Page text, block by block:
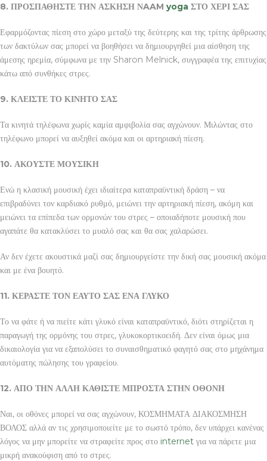
8. ΠΡΟΣΠΑΘΗΣΤΕ ΤΗΝ ΑΣΚΗΣΗ ΝAAM yoga ΣΤΟ ΧΕΡΙ ΣΑΣ
Εφαρμόζοντας πίεση στο χώρο μεταξύ της δεύτερης και της τρίτης άρθρωσης
των δακτύλων σας μπορεί να βοηθήσει να δημιουργηθεί μια αίσθηση της
άμεσης ηρεμία, σύμφωνα με την Sharon Melnick, συγγραφέα της επιτυχίας
κάτω από συνθήκες στρες.
9. ΚΛΕΙΣΤΕ ΤΟ ΚΙΝΗΤΟ ΣΑΣ
Τα κινητά τηλέφωνα χωρίς καμία αμφιβολία σας αγχώνουν. Μιλώντας στο
τηλέφωνο μπορεί να αυξηθεί ακόμα και οι αρτηριακή πίεση.
10. ΑΚΟΥΣΤΕ ΜΟΥΣΙΚΗ
Ενώ η κλασική μουσική έχει ιδιαίτερα καταπραϋντική δράση – να
επιβραδύνει τον καρδιακό ρυθμό, μειώνει την αρτηριακή πίεση, ακόμη και
μειώνει τα επίπεδα των ορμονών του στρες – οποιαδήποτε μουσική που
αγαπάτε θα κατακλύσει το μυαλό σας και θα σας χαλαρώσει.
Αν δεν έχετε ακουστικά μαζί σας δημιουργείστε την δική σας μουσική ακόμα
και με ένα βουητό.
11. ΚΕΡΑΣΤΕ ΤΟΝ ΕΑΥΤΟ ΣΑΣ ΕΝΑ ΓΛΥΚΟ
Το να φάτε ή να πιείτε κάτι γλυκό είναι καταπραϋντικό, διότι στηρίζεται η
παραγωγή της ορμόνης του στρες, γλυκοκορτικοειδή. Δεν είναι όμως μια
δικαιολογία για να εξαπολύσει το συναισθηματικό φαγητό σας στο μηχάνημα
αυτόματης πώλησης του γραφείου.
12. ΑΠΟ ΤΗΝ ΑΛΛΗ ΚΑΘΙΣΤΕ ΜΠΡΟΣΤΑ ΣΤΗΝ ΟΘΟΝΗ
Ναι, οι οθόνες μπορεί να σας αγχώνουν, ΚΟΣΜΗΜΑΤΑ ΔΙΑΚΟΣΜΗΣΗ
ΒΟΛΟΣ αλλά αν τις χρησιμοποιείτε με το σωστό τρόπο, δεν υπάρχει κανένας
λόγος να μην μπορείτε να στραφείτε προς στο internet για να πάρετε μια
μικρή ανακούφιση από το στρες.